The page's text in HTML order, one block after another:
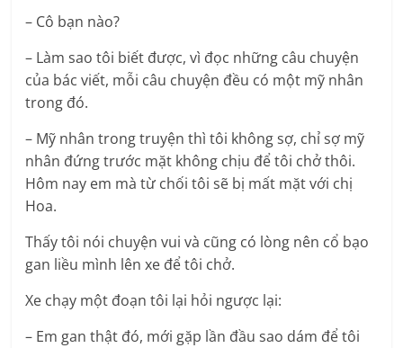
– Cô bạn nào?
– Làm sao tôi biết được, vì đọc những câu chuyện
của bác viết, mỗi câu chuyện đều có một mỹ nhân
trong đó.
– Mỹ nhân trong truyện thì tôi không sợ, chỉ sợ mỹ
nhân đứng trước mặt không chịu để tôi chở thôi.
Hôm nay em mà từ chối tôi sẽ bị mất mặt với chị
Hoa.
Thấy tôi nói chuyện vui và cũng có lòng nên cổ bạo
gan liều mình lên xe để tôi chở.
Xe chạy một đoạn tôi lại hỏi ngược lại:
– Em gan thật đó, mới gặp lần đầu sao dám để tôi